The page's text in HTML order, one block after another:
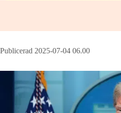
Publicerad 2025-07-04 06.00